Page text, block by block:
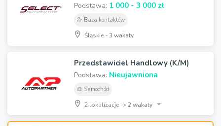
Podstawa: 1 000 - 3 000 zł
Baza kontaktów
Śląskie -3 wakaty
Przedstawiciel Handlowy (K/M)
Podstawa: Nieujawniona
Samochód
2 lokalizacje ->2 wakaty